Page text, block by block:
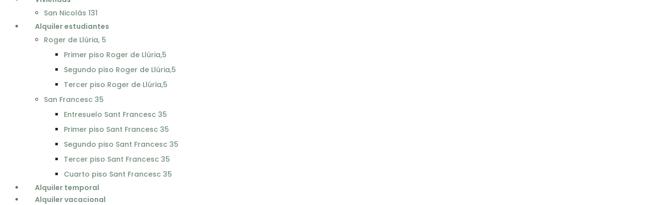
San Nicolás 131
Alquiler estudiantes
Roger de Llúria, 5
Primer piso Roger de Llúria,5​
Segundo piso Roger de Llúria,5​
Tercer piso Roger de Llúria,5​
San Francesc 35
Entresuelo Sant Francesc 35
Primer piso Sant Francesc 35
Segundo piso Sant Francesc 35
Tercer piso Sant Francesc 35
Cuarto piso Sant Francesc 35
Alquiler temporal
Alquiler vacacional